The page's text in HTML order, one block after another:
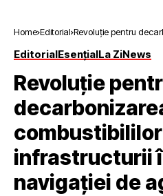
Home Editorial Revoluție pentru
EditorialEsențialLa ZiNews
Revoluție
combustibililor
infrastructurii
navigației de